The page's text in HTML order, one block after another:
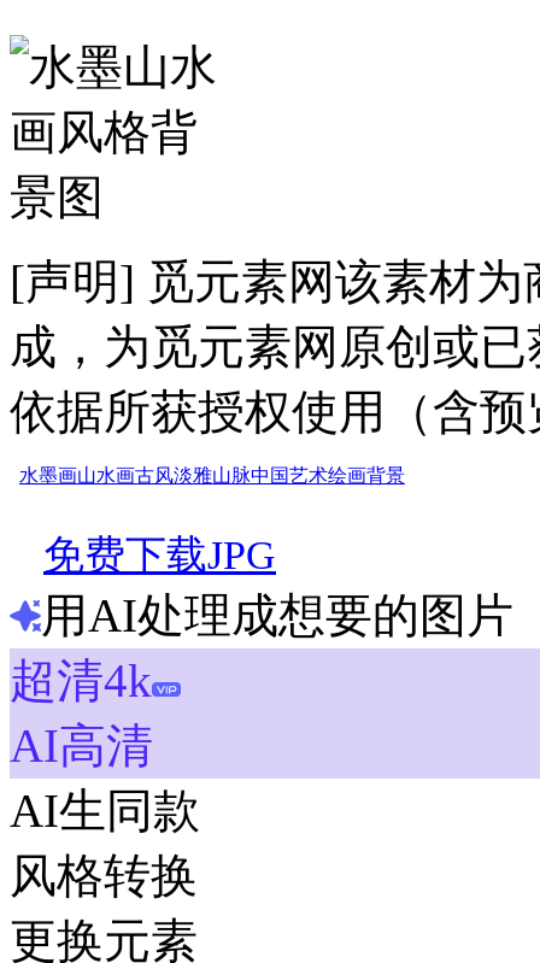
[声明] 觅元素网该素材
成，为觅元素网原创或
依据所获授权使用（含
水墨画山水画古风淡雅山脉中国艺术绘画背景
免费下载JPG
用AI处理成想要的图片
超清4k
AI高清
AI生同款
风格转换
更换元素